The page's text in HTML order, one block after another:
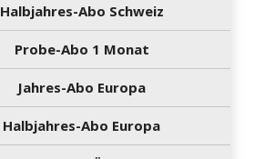
Halbjahres-Abo Schweiz
Probe-Abo 1 Monat
Jahres-Abo Europa
Halbjahres-Abo Europa